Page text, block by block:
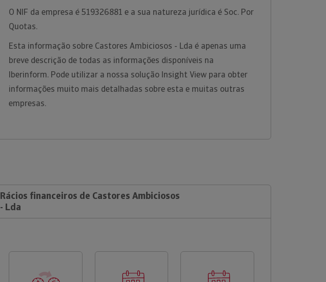
O NIF da empresa é 519326881 e a sua natureza jurídica é Soc. Por
Quotas.
Esta informação sobre Castores Ambiciosos - Lda é apenas uma
breve descrição de todas as informações disponíveis na
Iberinform. Pode utilizar a nossa solução Insight View para obter
informações muito mais detalhadas sobre esta e muitas outras
empresas.
Rácios financeiros de Castores Ambiciosos
- Lda